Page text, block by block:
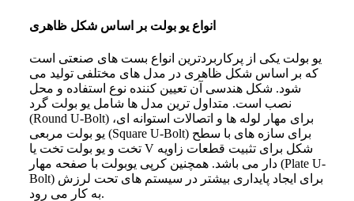
انواع یو بولت بر اساس شکل ظاهری
یو بولت یکی از پرکاربردترین انواع بست‌ های صنعتی است
که بر اساس شکل ظاهری در مدل‌ های مختلفی تولید می‌
شود. شکل هندسی آن تعیین‌ کننده نوع استفاده و محل
نصب است. متداول‌ ترین مدل‌ ها شامل یو بولت گرد
(Round U-Bolt) برای مهار لوله‌ ها و اتصالات استوانه‌ ای،
یو بولت مربعی (Square U-Bolt) برای سازه‌ های با سطح
تخت و یو بولت تخت یا V شکل برای تثبیت قطعات زاویه‌
دار می‌ باشد. همچنین کرپی یوبولت با صفحه مهار (Plate U-
Bolt) برای ایجاد پایداری بیشتر در سیستم‌ های تحت لرزش
به‌ کار می‌ رود.